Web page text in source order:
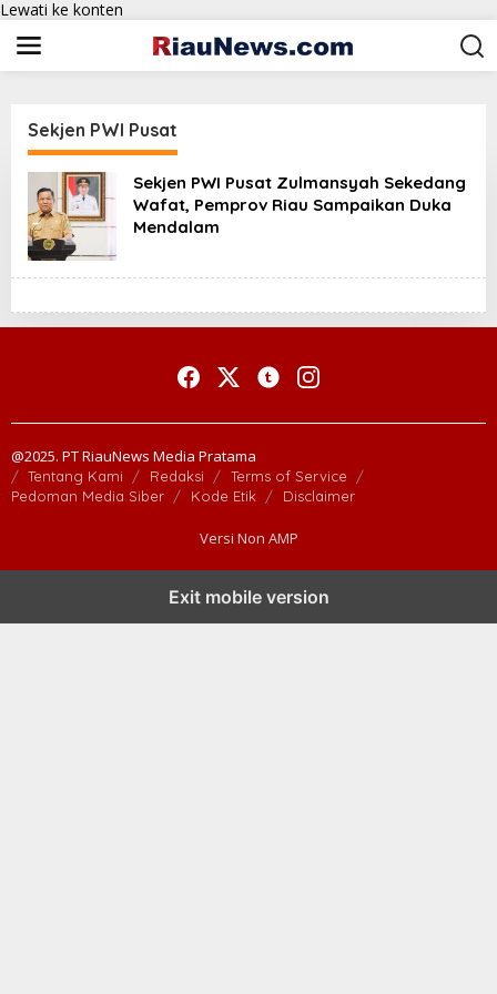
Lewati ke konten
Sekjen PWI Pusat
Sekjen PWI Pusat Zulmansyah Sekedang
Wafat, Pemprov Riau Sampaikan Duka
Mendalam
@2025. PT RiauNews Media Pratama
Tentang Kami Redaksi
Terms of Service
Pedoman Media Siber
Kode Etik Disclaimer
Versi Non AMP
Exit mobile version